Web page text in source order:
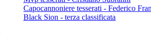
Capocannoniere tesserati - Federico
Black Sion - terza classificata